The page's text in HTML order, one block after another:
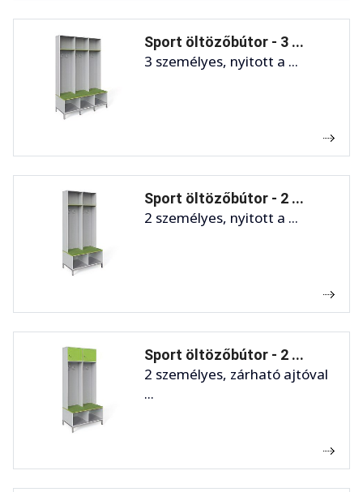
Sport öltözőbútor - 3 ...
3 személyes, nyitott a ...
Sport öltözőbútor - 2 ...
2 személyes, nyitott a ...
Sport öltözőbútor - 2 ...
2 személyes, zárható ajtóval
...